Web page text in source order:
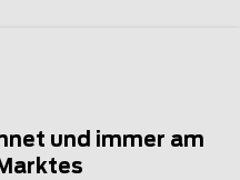
und immer am